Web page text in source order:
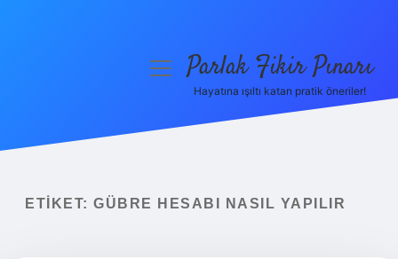
Yasal Uyarı
menüyüParlak Fikir Pınarı
Hayatına ışıltı katan pratik öneriler!
ETIKET: GÜBRE HESABI NASIL YAPILIR